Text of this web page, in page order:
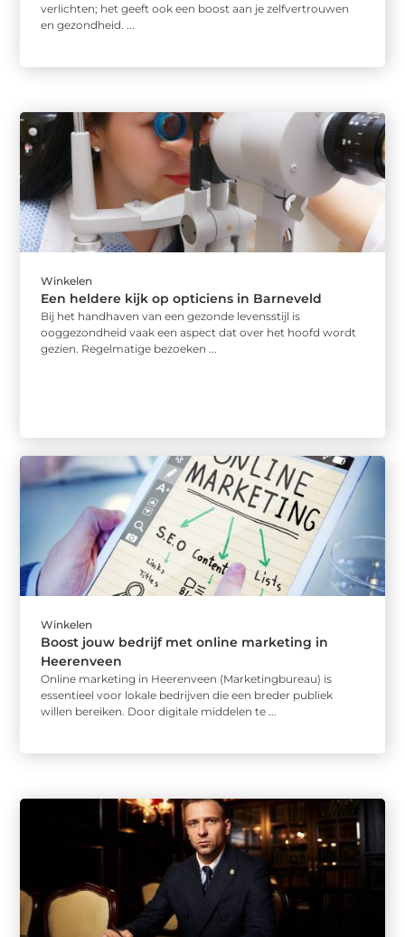
verlichten; het geeft ook een boost aan je zelfvertrouwen
en gezondheid. ...
Winkelen
Een heldere kijk op opticiens in Barneveld
Bij het handhaven van een gezonde levensstijl is
ooggezondheid vaak een aspect dat over het hoofd wordt
gezien. Regelmatige bezoeken ...
Winkelen
Boost jouw bedrijf met online marketing in
Heerenveen
Online marketing in Heerenveen (Marketingbureau) is
essentieel voor lokale bedrijven die een breder publiek
willen bereiken. Door digitale middelen te ...